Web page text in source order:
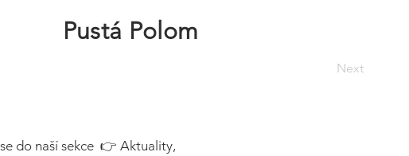
Pustá Polom
Next
do naší sekce 👉 Aktuality,